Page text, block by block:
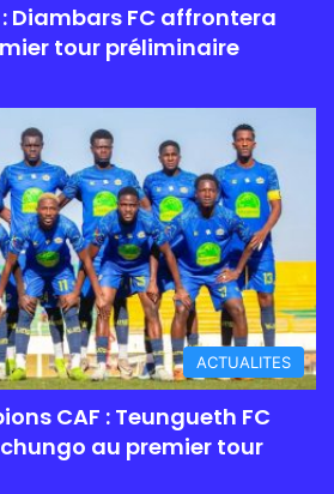
Diambars FC affrontera
tour préliminaire
ACTUALITES
CAF : Teungueth FC
au premier tour